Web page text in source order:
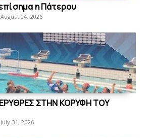
η Πάτερου
04, 2026
ΣΤΗΝ ΚΟΡΥΦΗ ΤΟΥ
31, 2026